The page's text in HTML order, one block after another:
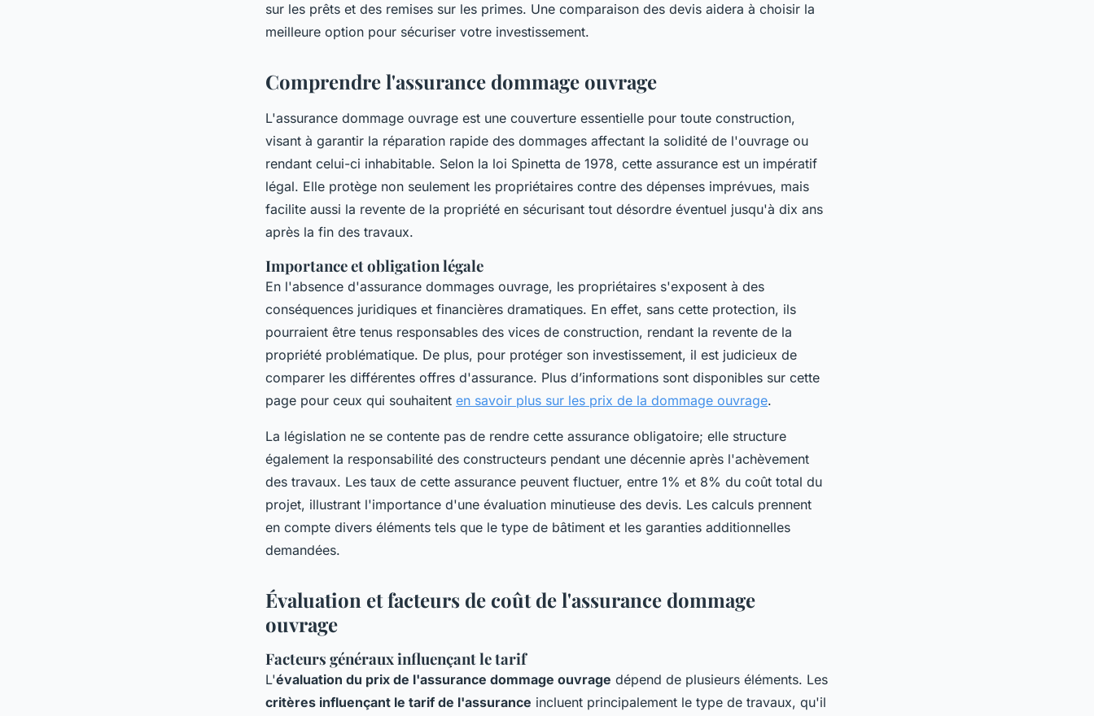
sur les prêts et des remises sur les primes. Une comparaison des devis aidera à choisir la
meilleure option pour sécuriser votre investissement.
Comprendre l'assurance dommage ouvrage
L'assurance dommage ouvrage est une couverture essentielle pour toute construction,
visant à garantir la réparation rapide des dommages affectant la solidité de l'ouvrage ou
rendant celui-ci inhabitable. Selon la loi Spinetta de 1978, cette assurance est un impératif
légal. Elle protège non seulement les propriétaires contre des dépenses imprévues, mais
facilite aussi la revente de la propriété en sécurisant tout désordre éventuel jusqu'à dix ans
après la fin des travaux.
Importance et obligation légale
En l'absence d'assurance dommages ouvrage, les propriétaires s'exposent à des
conséquences juridiques et financières dramatiques. En effet, sans cette protection, ils
pourraient être tenus responsables des vices de construction, rendant la revente de la
propriété problématique. De plus, pour protéger son investissement, il est judicieux de
comparer les différentes offres d'assurance. Plus d’informations sont disponibles sur cette
page pour ceux qui souhaitent en savoir plus sur les prix de la dommage ouvrage.
La législation ne se contente pas de rendre cette assurance obligatoire; elle structure
également la responsabilité des constructeurs pendant une décennie après l'achèvement
des travaux. Les taux de cette assurance peuvent fluctuer, entre 1% et 8% du coût total du
projet, illustrant l'importance d'une évaluation minutieuse des devis. Les calculs prennent
en compte divers éléments tels que le type de bâtiment et les garanties additionnelles
demandées.
Évaluation et facteurs de coût de l'assurance dommage
ouvrage
Facteurs généraux influençant le tarif
L'évaluation du prix de l'assurance dommage ouvrage dépend de plusieurs éléments. Les
critères influençant le tarif de l'assurance incluent principalement le type de travaux, qu'il